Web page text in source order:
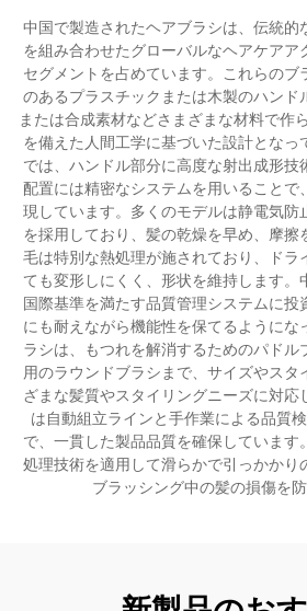
中国で製造されたヘアブラシは、伝統的
を組み合わせたグローバルなヘアケアア
セグメントを占めています。これらのブ
のあるプラスチックまたは木製のハンド
または合成素材などさまざまな材料で作
を備えた人間工学に基づいた設計となっ
では、ハンドル部分に高度な射出成形
配置には精密なシステムを用いることで
現しています。多くのモデルは静電気防
を採用しており、髪の乾燥を早め、摩擦
毛は特別な熱処理が施されており、ドラ
ても変形しにくく、形状を維持します。
国際基準を満たす品質管理システムに投
にも耐えながら機能性を保てるようにな
ラシは、もつれを解消するためのパドル
用のラウンドブラシまで、サイズやスタ
ざまな髪質やスタイリングニーズに対応
は自動組立ラインと手作業による品質
で、一貫した製品品質を確保しています
処理技術を適用して滑らかで引っかかり
ブラッシング中の髪の損傷を防